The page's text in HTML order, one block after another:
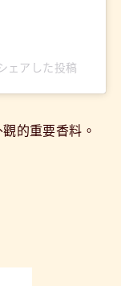
ェアした投稿
的重要香料。